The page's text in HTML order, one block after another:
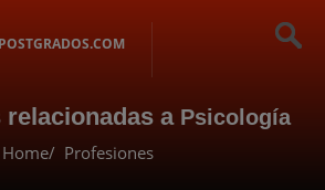
a Psicología
Home Profesiones